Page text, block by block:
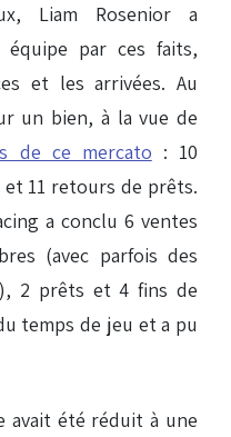
Liam Rosenior a
équipe par ces faits,
et les arrivées. Au
un bien, à la vue de
de ce mercato : 10
11 retours de prêts.
a conclu 6 ventes
(avec parfois des
2 prêts et 4 fins de
temps de jeu et a pu
avait été réduit à une